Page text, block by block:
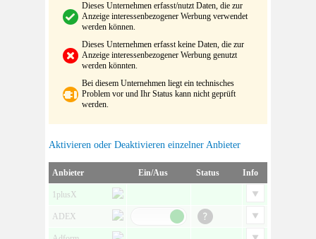
Dieses Unternehmen erfasst/nutzt Daten, die zur
Anzeige interessenbezogener Werbung verwendet
werden können.
Dieses Unternehmen erfasst keine Daten, die zur
Anzeige interessenbezogener Werbung genutzt
werden könnten.
Bei diesem Unternehmen liegt ein technisches
Problem vor und Ihr Status kann nicht geprüft
werden.